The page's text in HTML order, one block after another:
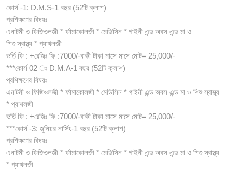
কোর্স -1: D.M.S-1 বছর (52টি ক্লাশ)
প্রশিক্ষণের বিষয়ঃ
এনাটমী ও ফিজিওলজী * র্ফামাকোলজী * মেডিসিন * গাইনী এন্ড অবস এন্ড মা ও
শিশু স্বাস্থ্য * প্যাথলজী
ভর্তি ফি : +রেজিঃ ফি :7000/-বাকী টাকা মাসে মাসে মোট= 25,000/-
***কোর্স 02 ঃ D.M.A-1 বছর (52টি ক্লাশ)
প্রশিক্ষণের বিষয়ঃ
এনাটমী ও ফিজিওলজী * র্ফামাকোলজী * মেডিসিন * গাইনী এন্ড অবস এন্ড মা ও শিশু স্বাস্থ্য
* প্যাথলজী
ভর্তি ফি : +রেজিঃ ফি :7000/-বাকী টাকা মাসে মাসে মোট= 25,000/-
***কোর্স -3: জুনিয়র নার্সিং-1 বছর (52টি ক্লাশ)
প্রশিক্ষণের বিষয়ঃ
এনাটমী ও ফিজিওলজী * র্ফামাকোলজী * মেডিসিন * গাইনী এন্ড অবস এন্ড মা ও শিশু স্বাস্থ্য
* প্যাথলজী